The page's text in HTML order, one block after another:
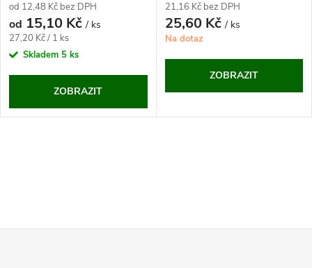
od 12,48 Kč bez DPH
od 15,10 Kč/ ks
Měrná
cena:
27,20 Kč / 1 ks
Skladem 5 ks
ZOBRAZIT
21,16 Kč bez DPH
25,60 Kč/ ks
Na dotaz
ZOBRAZIT